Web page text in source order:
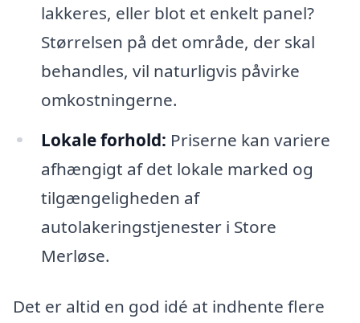
lakkeres, eller blot et enkelt panel?
Størrelsen på det område, der skal
behandles, vil naturligvis påvirke
omkostningerne.
Lokale forhold: Priserne kan variere
afhængigt af det lokale marked og
tilgængeligheden af
autolakeringstjenester i Store
Merløse.
Det er altid en god idé at indhente flere